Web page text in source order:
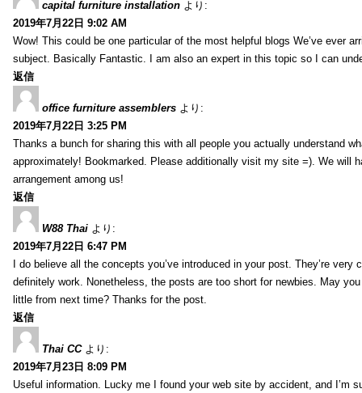
capital furniture installation より:
2019年7月22日 9:02 AM
Wow! This could be one particular of the most helpful blogs We’ve ever
subject. Basically Fantastic. I am also an expert in this topic so I can
返信
office furniture assemblers より:
2019年7月22日 3:25 PM
Thanks a bunch for sharing this with all people you actually understand
approximately! Bookmarked. Please additionally visit my site =). We will
arrangement among us!
返信
W88 Thai より:
2019年7月22日 6:47 PM
I do believe all the concepts you’ve introduced in your post. They’re very
definitely work. Nonetheless, the posts are too short for newbies. May
little from next time? Thanks for the post.
返信
Thai CC より:
2019年7月23日 8:09 PM
Useful information. Lucky me I found your web site by accident, and I’m